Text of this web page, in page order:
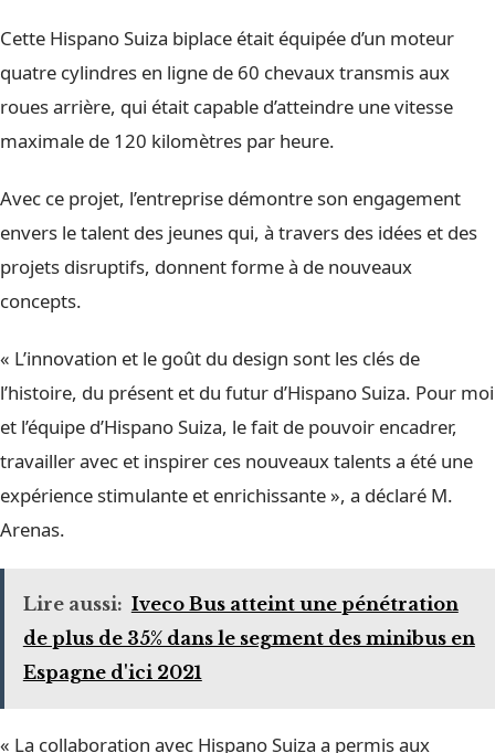
Cette Hispano Suiza biplace était équipée d’un moteur
quatre cylindres en ligne de 60 chevaux transmis aux
roues arrière, qui était capable d’atteindre une vitesse
maximale de 120 kilomètres par heure.
Avec ce projet, l’entreprise démontre son engagement
envers le talent des jeunes qui, à travers des idées et des
projets disruptifs, donnent forme à de nouveaux
concepts.
« L’innovation et le goût du design sont les clés de
l’histoire, du présent et du futur d’Hispano Suiza. Pour moi
et l’équipe d’Hispano Suiza, le fait de pouvoir encadrer,
travailler avec et inspirer ces nouveaux talents a été une
expérience stimulante et enrichissante », a déclaré M.
Arenas.
Lire aussi: Iveco Bus atteint une pénétration
de plus de 35% dans le segment des minibus en
Espagne d'ici 2021
« La collaboration avec Hispano Suiza a permis aux